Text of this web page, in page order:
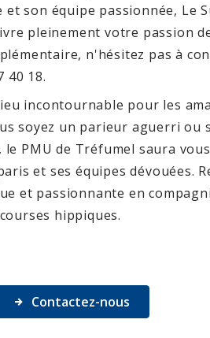
son équipe passionnée, Le
pleinement votre passion
n'hésitez pas à
40 18.
incontournable pour les
soyez un parieur aguerri ou
PMU de Tréfumel saura
et ses équipes dévouées.
et passionnante en
hippiques.
Contactez-nous